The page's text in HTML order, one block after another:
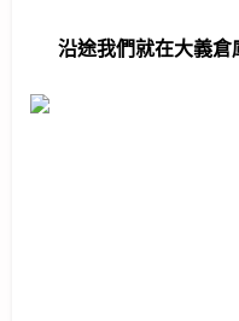
沿途我們就在大義